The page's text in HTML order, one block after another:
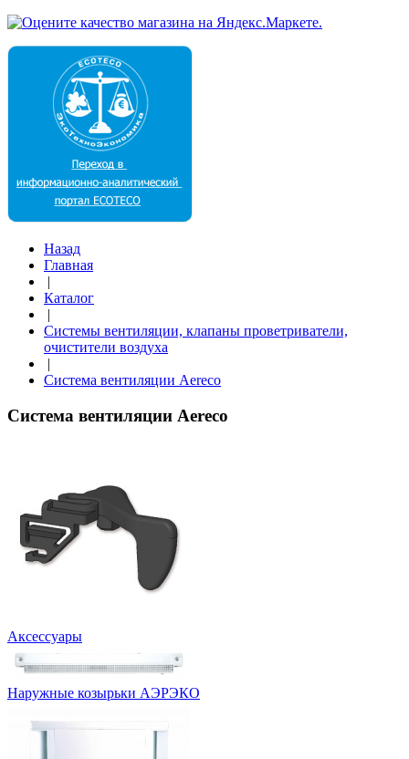
Назад
Главная
|
Каталог
|
Системы вентиляции, клапаны проветриватели,
очистители воздуха
|
Система вентиляции Aereco
Система вентиляции Aereco
Аксессуары
Наружные козырьки АЭРЭКО